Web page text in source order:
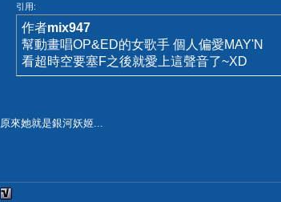
引用:
作者mix947
幫動畫唱OP&ED的女歌手 個人偏愛MAY'N
看超時空要塞F之後就愛上這聲音了~XD
原來她就是銀河妖姬...